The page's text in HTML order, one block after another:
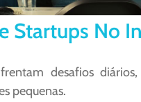
Startups No
desafios
pequenas.